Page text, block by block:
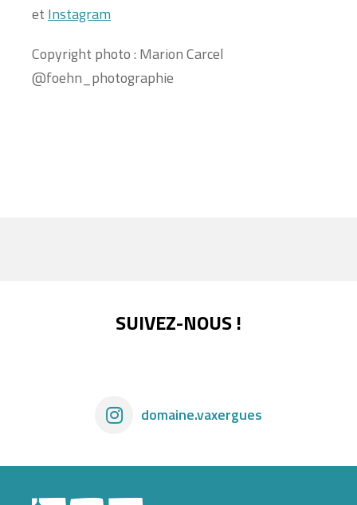
et Instagram
Copyright photo : Marion Carcel
@foehn_photographie
SUIVEZ-NOUS !
domaine.vaxergues